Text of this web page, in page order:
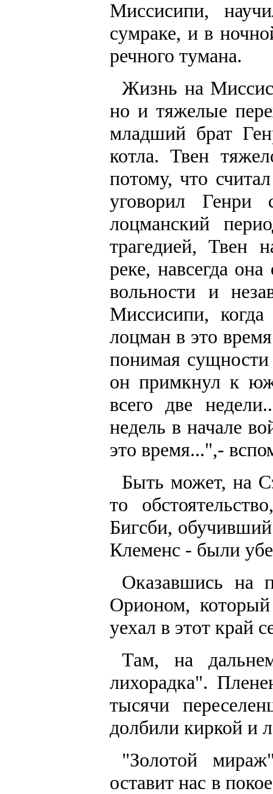
Миссисипи,
сумраке, и в
речного тумана.
Жизнь на
но и тяжелые
младший брат
котла. Твен
потому, что
уговорил Генри
лоцманский
трагедией, Твен
реке, навсегда
вольности и
Миссисипи,
лоцман в это
понимая
он примкнул к
всего две
недель в начале
это время...",-
Быть может, на
то
Бигсби,
Клеменс - были
Оказавшись на
Орионом,
уехал в этот край
Там, на дальнем
лихорадка".
тысячи
долбили киркой и
"Золотой
оставит нас в